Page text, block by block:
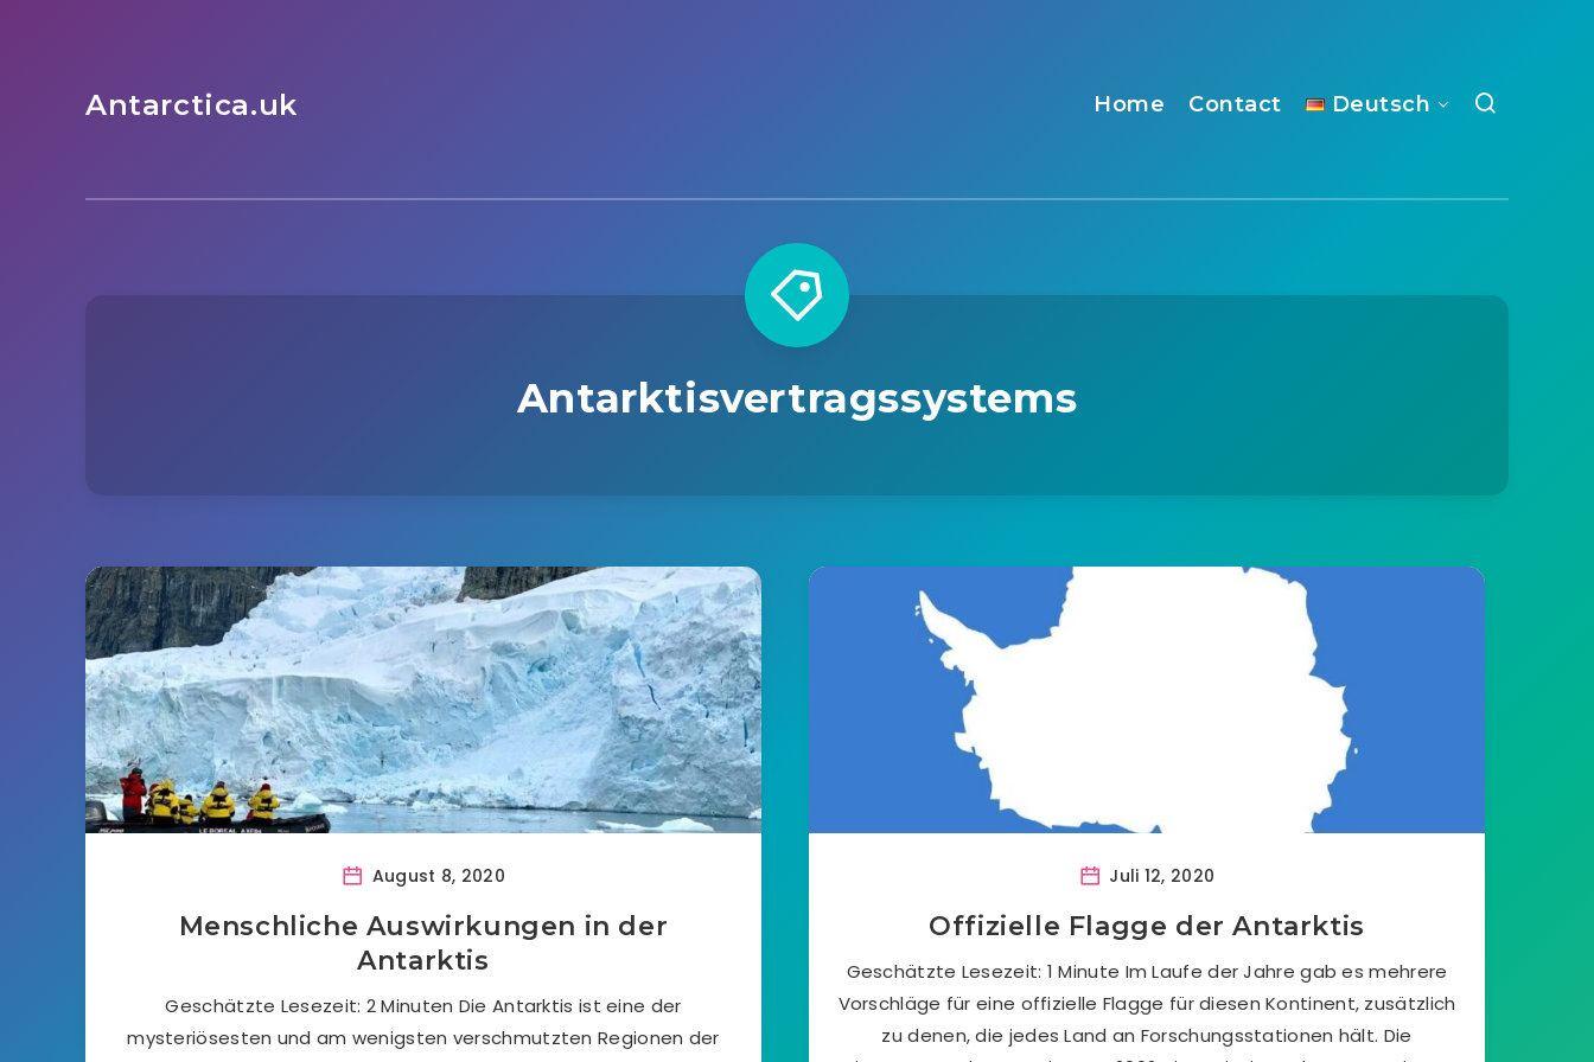
Antarctica.uk Home Contact Deutsch
Antarktisvertragssystems
August 8, 2020
Menschliche Auswirkungen in der
Antarktis
Geschätzte Lesezeit: 2 Minuten Die Antarktis ist eine der
mysteriösesten und am wenigsten verschmutzten Regionen der
Juli 12, 2020
Offizielle Flagge der Antarktis
Geschätzte Lesezeit: 1 Minute Im Laufe der Jahre gab es mehrere
Vorschläge für eine offizielle Flagge für diesen Kontinent, zusätzlich
zu denen, die jedes Land an Forschungsstationen hält. Die